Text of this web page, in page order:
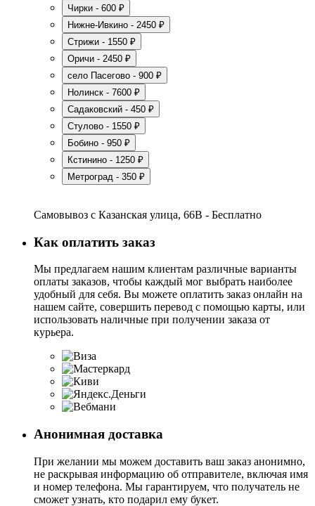
Чирки - 600 ₽
Нижне-Ивкино - 2450 ₽
Стрижи - 1550 ₽
Оричи - 2450 ₽
село Пасегово - 900 ₽
Нолинск - 7600 ₽
Садаковский - 450 ₽
Стулово - 1550 ₽
Бобино - 950 ₽
Кстинино - 1250 ₽
Метроград - 350 ₽
Самовывоз с Казанская улица, 66В - Бесплатно
Как оплатить заказ
Мы предлагаем нашим клиентам различные варианты
оплаты заказов, чтобы каждый мог выбрать наиболее
удобный для себя. Вы можете оплатить заказ онлайн на
нашем сайте, совершить перевод с помощью карты, или
использовать наличные при получении заказа от
курьера.
Анонимная доставка
При желании мы можем доставить ваш заказ анонимно,
не раскрывая информацию об отправителе, включая имя
и номер телефона. Мы гарантируем, что получатель не
сможет узнать, кто подарил ему букет.